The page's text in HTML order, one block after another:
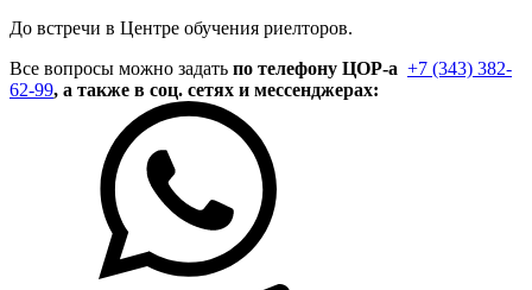
До встречи в Центре обучения риелторов.
Все вопросы можно задать по телефону ЦОР-а +7 (343) 382-
62-99, а также в соц. сетях и мессенджерах: